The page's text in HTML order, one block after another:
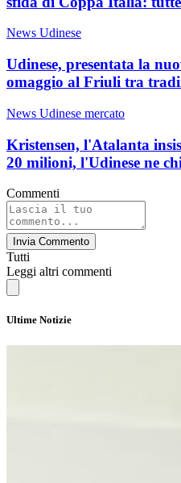
News Udinese
Udinese, presentata la
omaggio al Friuli tra
News Udinese mercato
Kristensen, l'Atalanta
20 milioni, l'Udinese ne
Commenti
Invia Commento
Tutti
Leggi altri commenti
Ultime Notizie